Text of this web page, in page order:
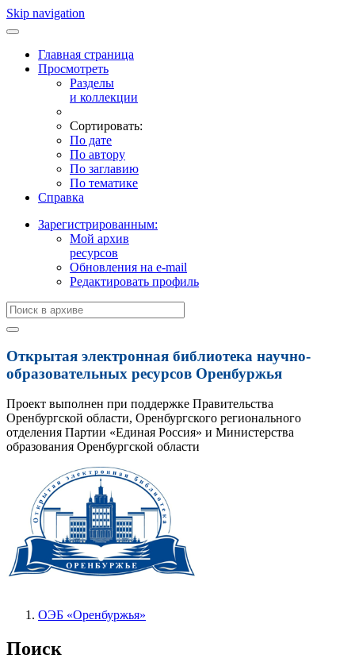
Skip navigation
Главная страница
Просмотреть
Разделы
и коллекции
Сортировать:
По дате
По автору
По заглавию
По тематике
Справка
Зарегистрированным:
Мой архив
ресурсов
Обновления на e-mail
Редактировать профиль
Открытая электронная библиотека научно-
образовательных ресурсов Оренбуржья
Проект выполнен при поддержке Правительства
Оренбургской области, Оренбургского регионального
отделения Партии «Единая Россия» и Министерства
образования Оренбургской области
ОЭБ «Оренбуржья»
Поиск